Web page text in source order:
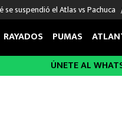
se suspendió el Atlas vs Pachuca
EN EL EXTRANJERO
RAYADOS PUMAS
ÚNETE AL